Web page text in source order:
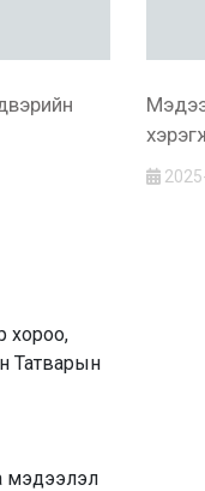
хороо,
Татварын
мэдээлэл